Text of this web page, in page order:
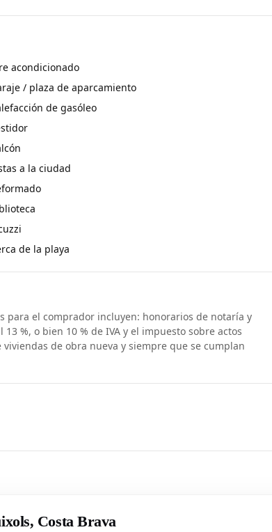
acondicionado
/ plaza de aparcamiento
de gasóleo
a la ciudad
de la playa
para el comprador incluyen: honorarios de notaría y
%, o bien 10 % de IVA y el impuesto sobre actos
de obra nueva y siempre que se cumplan
Costa Brava